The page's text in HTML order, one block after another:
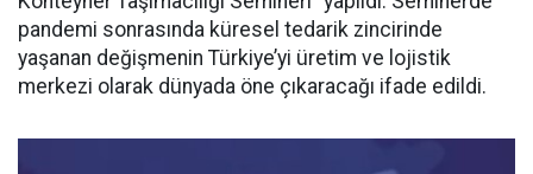
pandemi sonrasında küresel tedarik zincirinde
yaşanan değişmenin Türkiye’yi üretim ve lojistik
merkezi olarak dünyada öne çıkaracağı ifade edildi.